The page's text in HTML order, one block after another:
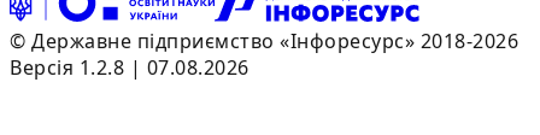
© Державне підприємство «Інфоресурс» 2018-2026
Версія 1.2.8 | 07.08.2026